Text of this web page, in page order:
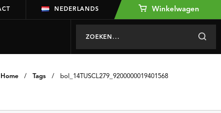
NEDERLANDS Winkelwagen
Home / Tags / bol_14TUSCL279_9200000019401568